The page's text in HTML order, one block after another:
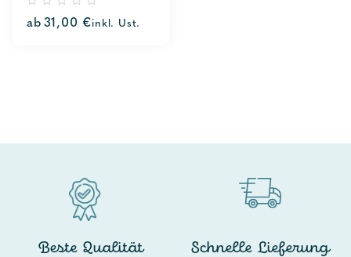
out
ab 31,00€inkl. Ust.
Beste Qualität Schnelle Lieferung